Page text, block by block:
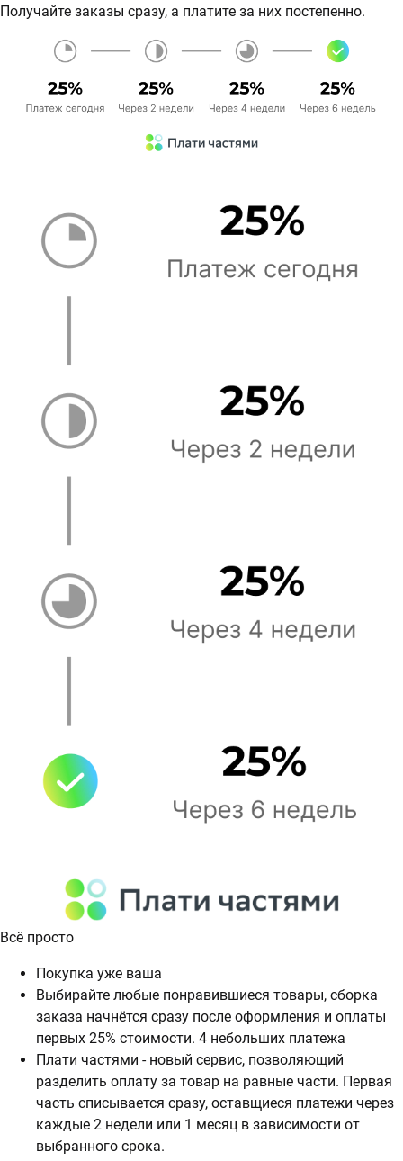
Получайте заказы сразу, а платите за них постепенно.
Всё просто
Покупка уже ваша
Выбирайте любые понравившиеся товары, сборка
заказа начнётся сразу после оформления и оплаты
первых 25% стоимости. 4 небольших платежа
Плати частями - новый сервис, позволяющий
разделить оплату за товар на равные части. Первая
часть списывается сразу, оставщиеся платежи через
каждые 2 недели или 1 месяц в зависимости от
выбранного срока.